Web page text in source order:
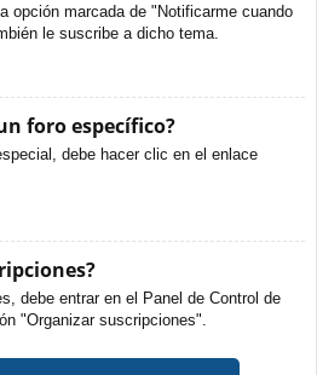
opción marcada de "Notificarme cuando
le suscribe a dicho tema.
foro específico?
debe hacer clic en el enlace
debe entrar en el Panel de Control de
"Organizar suscripciones".